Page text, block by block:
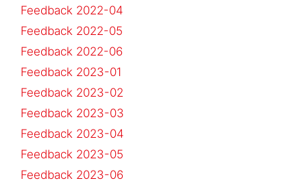
Feedback 2022-04
Feedback 2022-05
Feedback 2022-06
Feedback 2023-01
Feedback 2023-02
Feedback 2023-03
Feedback 2023-04
Feedback 2023-05
Feedback 2023-06